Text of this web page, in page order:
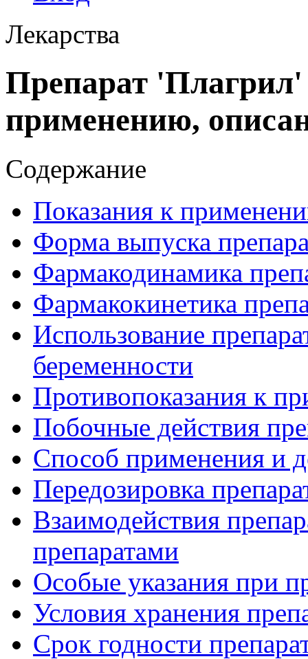
Лекарства
Препарат 'Плагрил'
применению,
Содержание
Показания к
Форма выпуска
Фармакодинамика
Фармакокинетика
Использование
беременности
Противопоказания к
Побочные действия
Способ применения и
Передозировка
Взаимодействия
препаратами
Особые указания при
Условия хранения
Срок годности